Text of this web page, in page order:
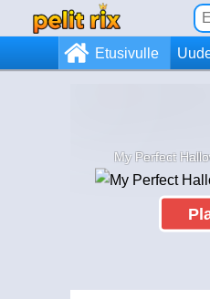
Etusivulle
My Perfect